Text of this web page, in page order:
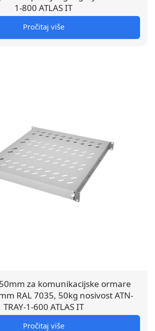
1-800 ATLAS IT
Pročitaj više
za komunikacijske ormare
RAL 7035, 50kg nosivost ATN-
TRAY-1-600 ATLAS IT
Pročitaj više